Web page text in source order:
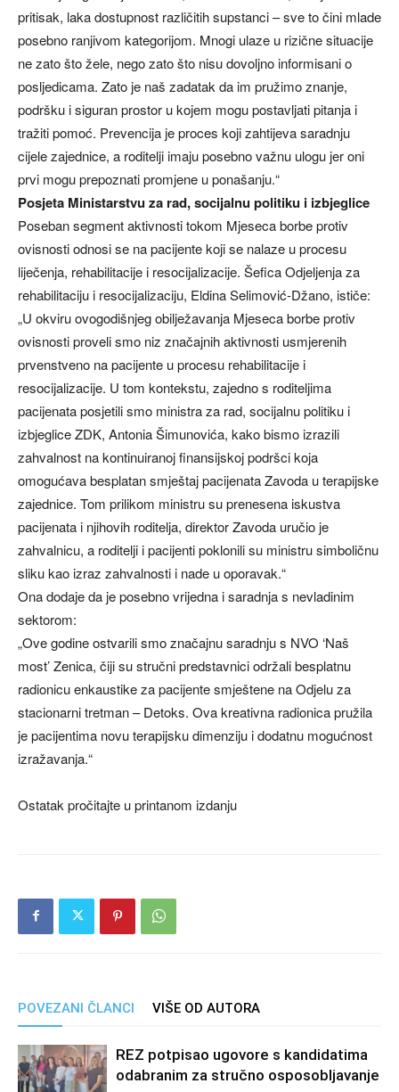
pritisak, laka dostupnost različitih supstanci – sve to čini mlade
posebno ranjivom kategorijom. Mnogi ulaze u rizične situacije
ne zato što žele, nego zato što nisu dovoljno informisani o
posljedicama. Zato je naš zadatak da im pružimo znanje,
podršku i siguran prostor u kojem mogu postavljati pitanja i
tražiti pomoć. Prevencija je proces koji zahtijeva saradnju
cijele zajednice, a roditelji imaju posebno važnu ulogu jer oni
prvi mogu prepoznati promjene u ponašanju.“
Posjeta Ministarstvu za rad, socijalnu politiku i izbjeglice
Poseban segment aktivnosti tokom Mjeseca borbe protiv
ovisnosti odnosi se na pacijente koji se nalaze u procesu
liječenja, rehabilitacije i resocijalizacije. Šefica Odjeljenja za
rehabilitaciju i resocijalizaciju, Eldina Selimović-Džano, ističe:
„U okviru ovogodišnjeg obilježavanja Mjeseca borbe protiv
ovisnosti proveli smo niz značajnih aktivnosti usmjerenih
prvenstveno na pacijente u procesu rehabilitacije i
resocijalizacije. U tom kontekstu, zajedno s roditeljima
pacijenata posjetili smo ministra za rad, socijalnu politiku i
izbjeglice ZDK, Antonia Šimunovića, kako bismo izrazili
zahvalnost na kontinuiranoj finansijskoj podršci koja
omogućava besplatan smještaj pacijenata Zavoda u terapijske
zajednice. Tom prilikom ministru su prenesena iskustva
pacijenata i njihovih roditelja, direktor Zavoda uručio je
zahvalnicu, a roditelji i pacijenti poklonili su ministru simboličnu
sliku kao izraz zahvalnosti i nade u oporavak.“
Ona dodaje da je posebno vrijedna i saradnja s nevladinim
sektorom:
„Ove godine ostvarili smo značajnu saradnju s NVO ‘Naš
most’ Zenica, čiji su stručni predstavnici održali besplatnu
radionicu enkaustike za pacijente smještene na Odjelu za
stacionarni tretman – Detoks. Ova kreativna radionica pružila
je pacijentima novu terapijsku dimenziju i dodatnu mogućnost
izražavanja.“
Ostatak pročitajte u printanom izdanju
POVEZANI ČLANCI VIŠE OD AUTORA
REZ potpisao ugovore s kandidatima
odabranim za stručno osposobljavanje